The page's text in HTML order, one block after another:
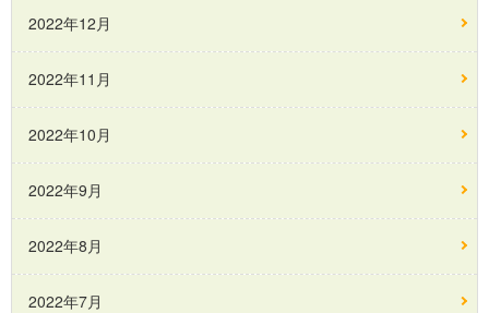
2022年12月
2022年11月
2022年10月
2022年9月
2022年8月
2022年7月